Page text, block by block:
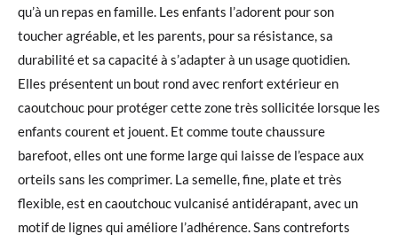
qu’à un repas en famille. Les enfants l’adorent pour son
toucher agréable, et les parents, pour sa résistance, sa
durabilité et sa capacité à s’adapter à un usage quotidien.
Elles présentent un bout rond avec renfort extérieur en
caoutchouc pour protéger cette zone très sollicitée lorsque les
enfants courent et jouent. Et comme toute chaussure
barefoot, elles ont une forme large qui laisse de l’espace aux
orteils sans les comprimer. La semelle, fine, plate et très
flexible, est en caoutchouc vulcanisé antidérapant, avec un
motif de lignes qui améliore l’adhérence. Sans contreforts